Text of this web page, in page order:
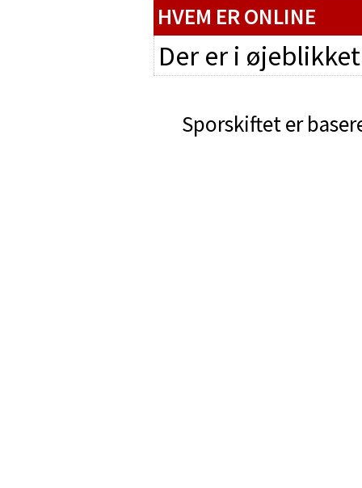
HVEM ER ONLINE
Der er i
Sporskiftet er